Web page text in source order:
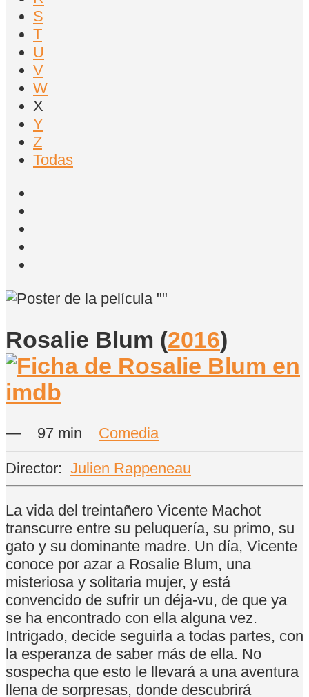
S
T
U
V
W
X
Y
Z
Todas
Rosalie Blum (2016)
— 97 min Comedia
Director: Julien Rappeneau
La vida del treintañero Vicente Machot
transcurre entre su peluquería, su primo, su
gato y su dominante madre. Un día, Vicente
conoce por azar a Rosalie Blum, una
misteriosa y solitaria mujer, y está
convencido de sufrir un déja-vu, de que ya
se ha encontrado con ella alguna vez.
Intrigado, decide seguirla a todas partes, con
la esperanza de saber más de ella. No
sospecha que esto le llevará a una aventura
llena de sorpresas, donde descubrirá